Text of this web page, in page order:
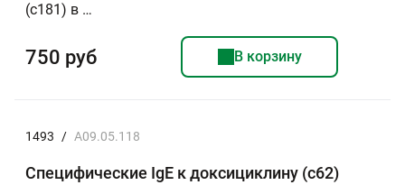
(c181) в …
750 руб В корзину
1493 / A09.05.118
Специфические IgE к доксициклину (c62)